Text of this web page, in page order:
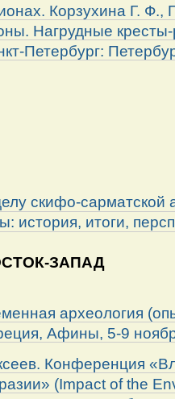
Корзухина Г. Ф.,
Нагрудные
Петербург:
скифо-сарматской
история, итоги,
ЗАПАД
археология
Афины, 5-9
Конференция
(Impact of the